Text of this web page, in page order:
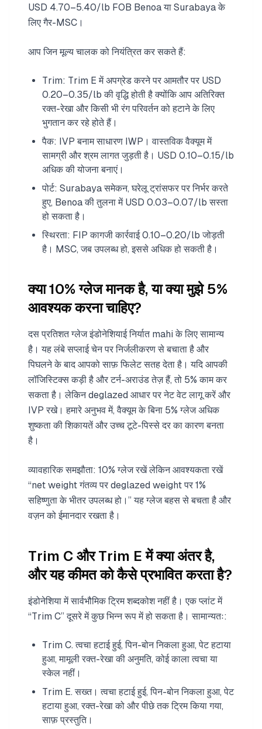
USD 4.70–5.40/lb FOB Benoa या Surabaya के
लिए गैर-MSC।
आप जिन मूल्य चालक को नियंत्रित कर सकते हैं:
Trim: Trim E में अपग्रेड करने पर आमतौर पर USD
0.20–0.35/lb की वृद्धि होती है क्योंकि आप अतिरिक्त
रक्त-रेखा और किसी भी रंग परिवर्तन को हटाने के लिए
भुगतान कर रहे होते हैं।
पैक: IVP बनाम साधारण IWP। वास्तविक वैक्यूम में
सामग्री और श्रम लागत जुड़ती है। USD 0.10–0.15/lb
अधिक की योजना बनाएं।
पोर्ट: Surabaya समेकन, घरेलू ट्रांसफर पर निर्भर करते
हुए, Benoa की तुलना में USD 0.03–0.07/lb सस्ता
हो सकता है।
स्थिरता: FIP कागजी कार्रवाई 0.10–0.20/lb जोड़ती
है। MSC, जब उपलब्ध हो, इससे अधिक हो सकती है।
क्या 10% ग्लेज मानक है, या क्या मुझे 5%
आवश्यक करना चाहिए?
दस प्रतिशत ग्लेज इंडोनेशियाई निर्यात mahi के लिए सामान्य
है। यह लंबे सप्लाई चेन पर निर्जलीकरण से बचाता है और
पिघलने के बाद आपको साफ़ फिलेट सतह देता है। यदि आपकी
लॉजिस्टिक्स कड़ी है और टर्न-अराउंड तेज़ हैं, तो 5% काम कर
सकता है। लेकिन deglazed आधार पर नेट वेट लागू करें और
IVP रखे। हमारे अनुभव में, वैक्यूम के बिना 5% ग्लेज अधिक
शुष्कता की शिकायतें और उच्च टूटे-पिस्से दर का कारण बनता
है।
व्यावहारिक समझौता: 10% ग्लेज रखें लेकिन आवश्यकता रखें
“net weight गंतव्य पर deglazed weight पर 1%
सहिष्णुता के भीतर उपलब्ध हो।” यह ग्लेज बहस से बचता है और
वज़न को ईमानदार रखता है।
Trim C और Trim E में क्या अंतर है,
और यह कीमत को कैसे प्रभावित करता है?
इंडोनेशिया में सार्वभौमिक ट्रिम शब्दकोश नहीं है। एक प्लांट में
“Trim C” दूसरे में कुछ भिन्न रूप में हो सकता है। सामान्यतः:
Trim C. त्वचा हटाई हुई, पिन-बोन निकला हुआ, पेट हटाया
हुआ, मामूली रक्त-रेखा की अनुमति, कोई काला त्वचा या
स्केल नहीं।
Trim E. सख्त। त्वचा हटाई हुई, पिन-बोन निकला हुआ, पेट
हटाया हुआ, रक्त-रेखा को और पीछे तक ट्रिम किया गया,
साफ़ प्रस्तुति।